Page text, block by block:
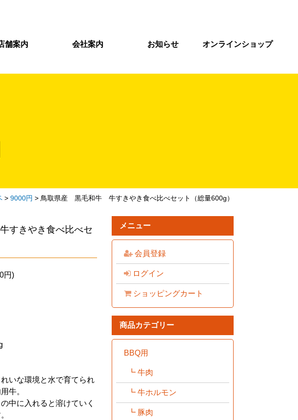
舗案内 会社案内 お知らせ オンラインショップ
> 9000円 > 鳥取県産 黒毛和牛 牛すきやき食べ比べセット（総量600g）
メニュー
会員登録
ログイン
ショッピングカート
商品カテゴリー
BBQ用
牛肉
牛ホルモン
豚肉
きやき食べ比べセ
円)
いな環境と水で育てられ
牛。
中に入れると溶けていく